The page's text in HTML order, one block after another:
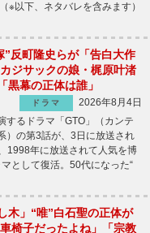
※以下、ネタバレを含みます）
”反町隆史らが「告白大作
ジサックの娘・梶原叶渚
黒幕の正体は誰」
ドラマ
2026年8月4日
するドラマ「GTO」（カンテ
）の第3話が、3日に放送され
年に放送されて人気を博
として復活。50代になった“
木」“唯”白石聖の正体が
椅子だったよね」「宗教